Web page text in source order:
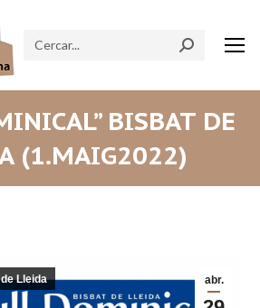
Search:
BISBAT DE
(1.MAIG2022)
abr.
Lleida